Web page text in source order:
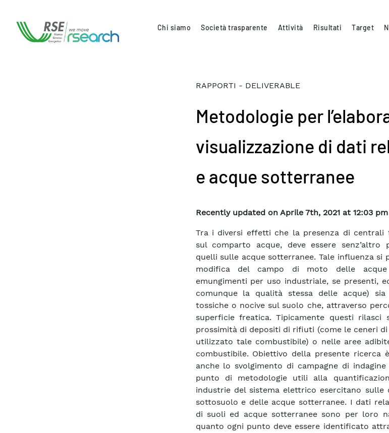
Chi siamo Società trasparente Attività Risultati Target
RAPPORTI - DELIVERABLE
Metodologie per
visualizzazione di dati
e acque sotterranee
Recently updated on Aprile 7th, 2021 at 12:03 pm
Tra i diversi effetti che la presenza di centrali
sul comparto acque, deve essere senz’altro
quelli sulle acque sotterranee. Tale influenza si
modifica del campo di moto delle
emungimenti per uso industriale, se presenti,
comunque la qualità stessa delle acque)
tossiche o nocive sul suolo che, attraverso
superficie freatica. Tipicamente questi rilasci
prossimità di depositi di rifiuti (come le ceneri di
utilizzato tale combustibile) o nelle aree
combustibile. Obiettivo della presente ricerca
anche lo svolgimento di campagne di
punto di metodologie utili alla
industrie del sistema elettrico esercitano
sottosuolo e delle acque sotterranee. I dati
di suoli ed acque sotterranee sono per loro
quanto ogni punto deve essere identificato